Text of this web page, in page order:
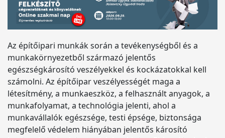
Az építőipari munkák során a tevékenységből és a
munkakörnyezetből származó jelentős
egészségkárosító veszélyekkel és kockázatokkal kell
számolni. Az építőipar veszélyességét maga a
létesítmény, a munkaeszköz, a felhasznált anyagok, a
munkafolyamat, a technológia jelenti, ahol a
munkavállalók egészsége, testi épsége, biztonsága
megfelelő védelem hiányában jelentős károsító